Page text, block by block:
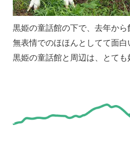
黒姫の童話館の下で、去年か
無表情でのほほんとしてて面白
黒姫の童話館と周辺は、とて